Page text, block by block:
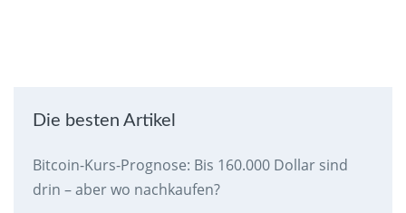
Die besten Artikel
Bitcoin-Kurs-Prognose: Bis 160.000 Dollar sind
drin – aber wo nachkaufen?